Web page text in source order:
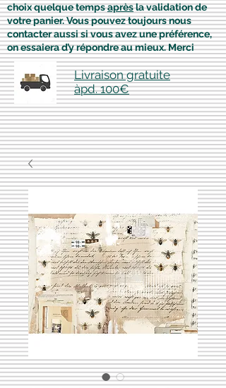
choix quelque tempsaprèsla validation de
votre panier. Vous pouvez toujours nous
contacter aussi si vous avez une préférence,
on essaiera d’y répondre au mieux. Merci
Livraison gratuite
àpd. 100€